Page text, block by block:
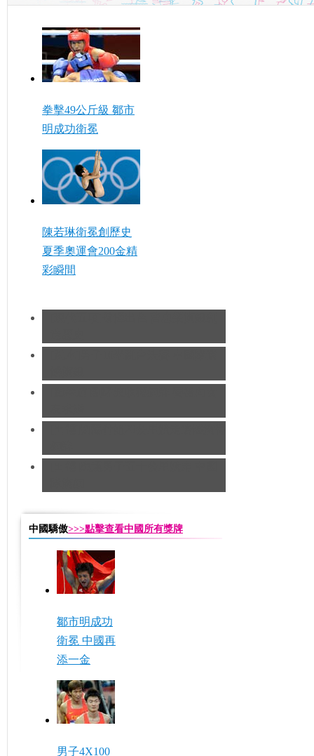
拳擊49公斤級 鄒市
明成功衛冕
陳若琳衛冕創歷史
夏季奧運會200金精
彩瞬間
中國驕傲>>>點擊查看中國所有獎牌
鄒市明成功
衛冕 中國再
添一金
男子4X100